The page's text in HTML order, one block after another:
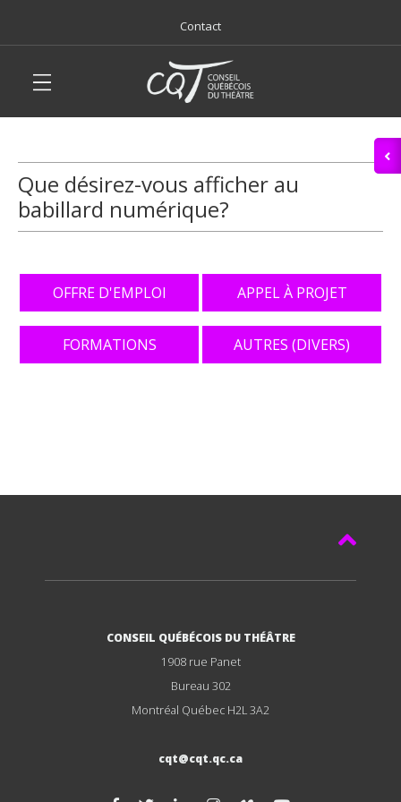
Contact
Que désirez-vous afficher au
babillard numérique?
OFFRE D'EMPLOI APPEL À PROJET
FORMATIONS AUTRES (DIVERS)
CONSEIL QUÉBÉCOIS DU THÉÂTRE
1908 rue Panet
Bureau 302
Montréal Québec H2L 3A2
cqt@cqt.qc.ca